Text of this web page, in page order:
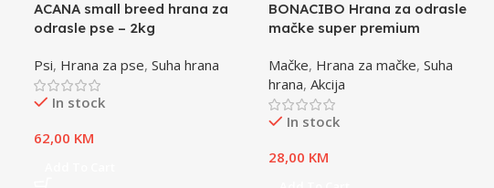
ACANA small breed hrana za
odrasle pse – 2kg
Psi, Hrana za pse,Suha hrana
In stock
62,00 KM
BONACIBO Hrana za odrasle
mačke super premium
Mačke, Hrana za mačke,Suha
hrana,Akcija
In stock
28,00 KM